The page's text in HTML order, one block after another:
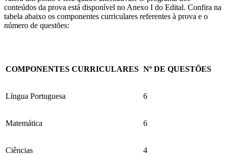
conteúdos da prova está disponível no Anexo I do Edital. Confira na
tabela abaixo os componentes curriculares referentes à prova e o
número de questões:
COMPONENTES CURRICULARES Nº DE QUESTÕES
Língua Portuguesa 6
Matemática 6
Ciências 4